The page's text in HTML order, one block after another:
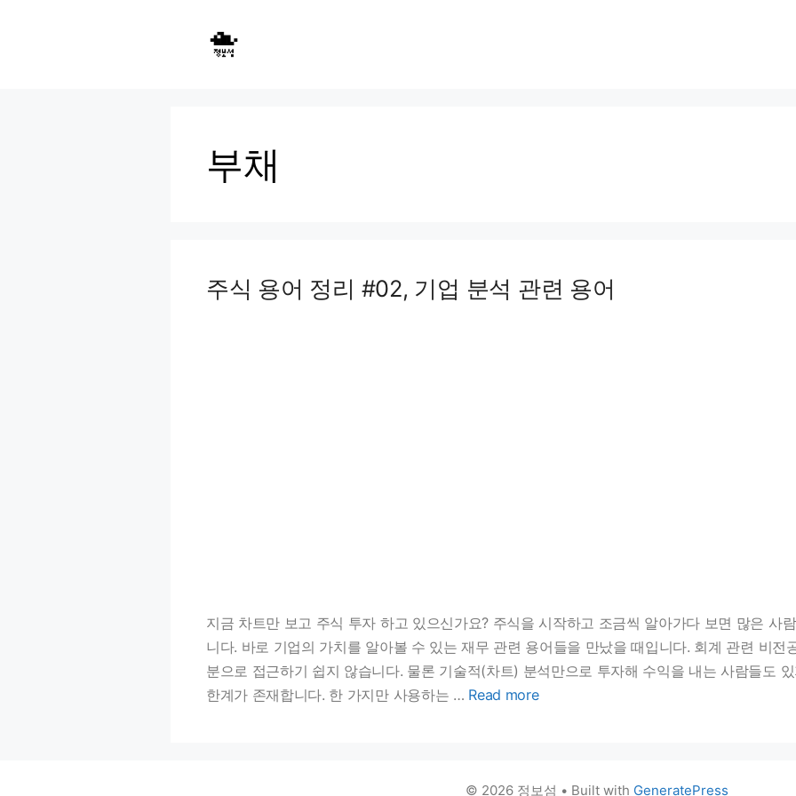
부채
주식 용어 정리 #02, 기업 분석 관련 용어
지금 차트만 보고 주식 투자 하고 있으신가요? 주식을 시작하고 조금씩 알아가다 보면 많은 사
니다. 바로 기업의 가치를 알아볼 수 있는 재무 관련 용어들을 만났을 때입니다. 회계 관련 비전
분으로 접근하기 쉽지 않습니다. 물론 기술적(차트) 분석만으로 투자해 수익을 내는 사람들도
한계가 존재합니다. 한 가지만 사용하는 … Read more
© 2026 정보섬 • Built with GeneratePress